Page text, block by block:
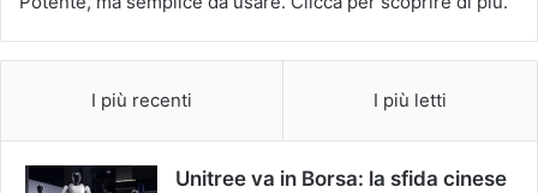
I più recenti I più letti
Unitree va in Borsa: la sfida cinese